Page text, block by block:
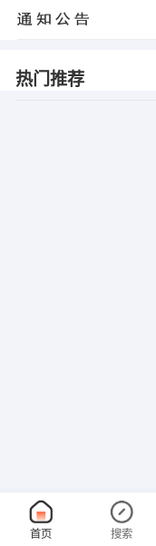
热门推荐
首页 搜索